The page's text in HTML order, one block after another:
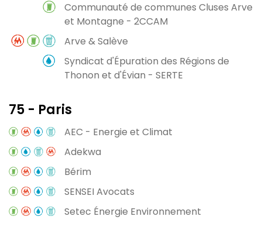
Communauté de communes Cluses Arve
et Montagne - 2CCAM
Arve & Salève
Syndicat d'Épuration des Régions de
Thonon et d'Évian - SERTE
75 - Paris
AEC - Energie et Climat
Adekwa
Bérim
SENSEI Avocats
Setec Énergie Environnement